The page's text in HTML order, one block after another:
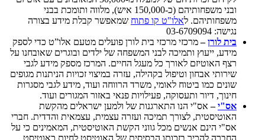
ובני משפחותיהם (כ-150,000 איש), מלווה ותומכת בבני
משפחותיהם. לאלו"ט קו פתוח שמאפשר קבלת מידע בצורה
נגישה: 03-6709094
בית לורן –מרכזי מרכזי בית לורן פועלים מטעם אלו”ט כדי לספק
מידע, ייעוץ ותמיכה לבני המשפחה של ילדים ובוגרים שאובחנו על
רצף האוטיזם לאורך כל מעגל החיים. המרכז מספק מידע לגבי
שירותי אבחון וטיפול בקהילה, עזרה במיצוי זכויות הניתנות מגופים
שונים כמו ביטוח לאומי, משרד הרווחה ועוד, מידע לגבי מסגרות
חינוך, דיור ותעסוקה, פעילויות פנאי באזור המגורים ועוד.
אס"י –אס"י הנו התארגנות של ולמען ישראלים מהקשת
האוטיסטית, לצורך תמיכה ועזרה עצמית, עצמאית והדדית. חברי
אס"י הינם אנשים מכל גווני הקשת האוטיסטית, המאמינים כי על
החברה להכיר בזכותו הבסיסית של האוטיסט לחיות כאוטיסט